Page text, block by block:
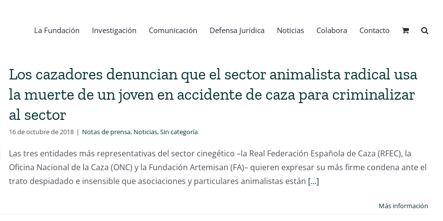
La Fundación Investigación Comunicación Defensa Jurídica Noticias Colabora Contacto
Los cazadores denuncian que el sector animalista radical usa
la muerte de un joven en accidente de caza para criminalizar
al sector
16 de octubre de 2018 | Notas de prensa, Noticias,Sin categoría
Las tres entidades más representativas del sector cinegético –la Real Federación Española de Caza (RFEC), la
Oficina Nacional de la Caza (ONC) y la Fundación Artemisan (FA)– quieren expresar su más firme condena ante el
trato despiadado e insensible que asociaciones y particulares animalistas están [...]
Más información